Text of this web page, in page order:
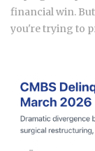
insurance, a
financial win.
you're trying to
actually pay to
history takes a
running record
stops adding